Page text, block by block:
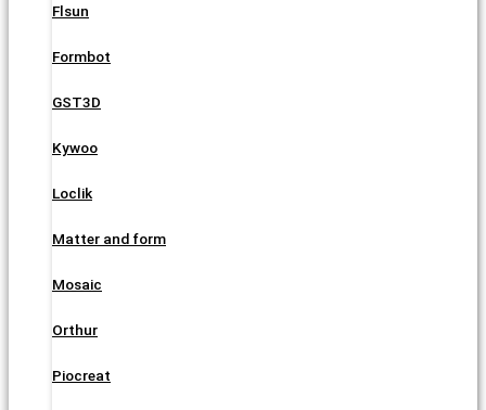
Flsun
Formbot
GST3D
Kywoo
Loclik
Matter and form
Mosaic
Orthur
Piocreat